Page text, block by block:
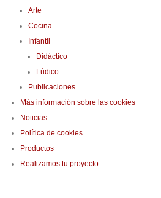
Arte
Cocina
Infantil
Didáctico
Lúdico
Publicaciones
Más información sobre las cookies
Noticias
Política de cookies
Productos
Realizamos tu proyecto